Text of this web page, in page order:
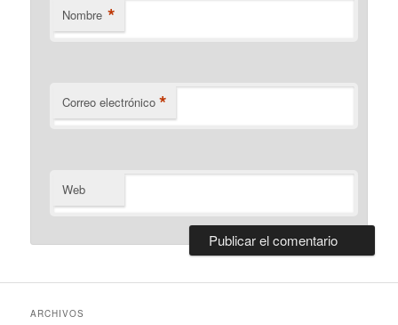
Nombre *
Correo electrónico *
Web
ARCHIVOS